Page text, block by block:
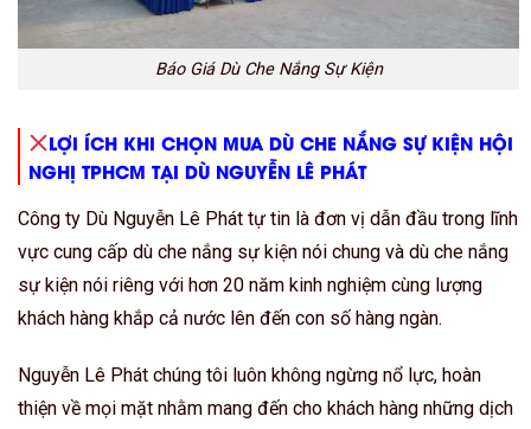
Báo Giá Dù Che Nắng Sự Kiện
LỢI ÍCH KHI CHỌN MUA DÙ CHE NẮNG SỰ KIỆN HỘI
NGHỊ TPHCM TẠI DÙ NGUYỄN LÊ PHÁT
Công ty Dù Nguyễn Lê Phát tự tin là đơn vị dẫn đầu trong lĩnh
vực cung cấp dù che nắng sự kiện nói chung và dù che nắng
sự kiện nói riêng với hơn 20 năm kinh nghiệm cùng lượng
khách hàng khắp cả nước lên đến con số hàng ngàn.
Nguyễn Lê Phát chúng tôi luôn không ngừng nổ lực, hoàn
thiện về mọi mặt nhằm mang đến cho khách hàng những dịch